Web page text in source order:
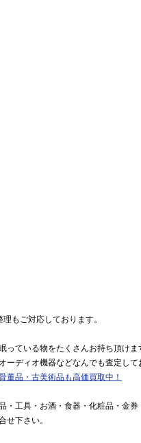
もご対応しております。
っている物をたくさんお持ち頂け
ーディオ機器などなんでも査定し
董品・古美術品も高価買取中！
・工具・お酒・食器・化粧品・金券
せ下さい。